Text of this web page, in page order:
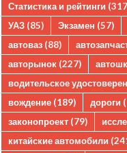
Статистика и рейтинги
УАЗ (85) Экзамен (57)
автоваз (88)
авторынок (227)
водительское
вождение (189) дороги
законопроект (79)
китайские автомобили